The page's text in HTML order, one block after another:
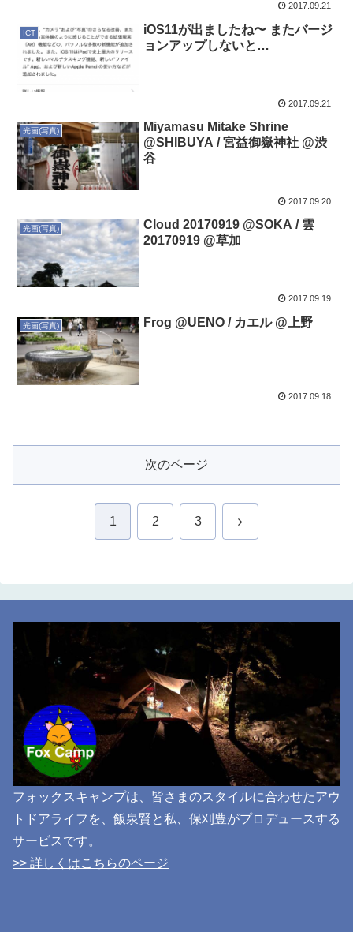
2017.09.21
ICT
iOS11が出ましたね〜 またバージ
ョンアップしないと…
2017.09.21
光画(写真)
Miyamasu Mitake Shrine
@SHIBUYA / 宮益御嶽神社 @渋
谷
2017.09.20
光画(写真)
Cloud 20170919 @SOKA / 雲
20170919 @草加
2017.09.19
光画(写真) Frog @UENO / カエル @上野
2017.09.18
次のページ
1 2 3 次
フォックスキャンプは、皆さまのスタイルに合わせたアウ
トドアライフを、飯泉賢と私、保刈豊がプロデュースする
サービスです。
>> 詳しくはこちらのページ